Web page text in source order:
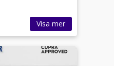
Visa mer